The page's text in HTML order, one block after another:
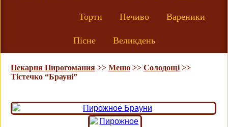
Торти Печиво Вареники
Пісне Великдень
Пекарня Пирогомания >> Меню >> Солодощі >>
Тістечко “Брауні”